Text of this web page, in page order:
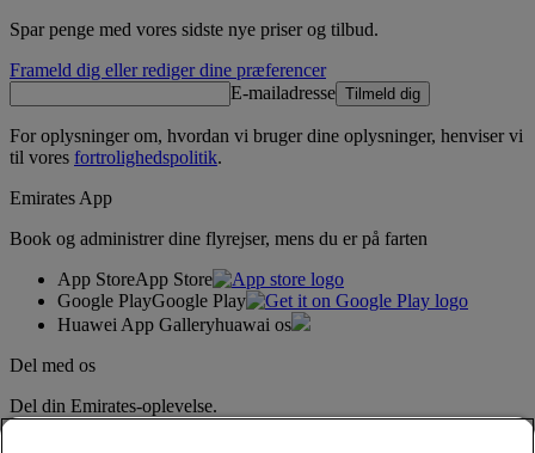
Spar penge med vores sidste nye priser og tilbud.
Frameld dig eller rediger dine præferencer
E-mailadresse Tilmeld dig
For oplysninger om, hvordan vi bruger dine oplysninger, henviser vi
til vores fortrolighedspolitik.
Emirates App
Book og administrer dine flyrejser, mens du er på farten
App StoreApp Store
Google PlayGoogle Play
Huawei App Galleryhuawai os
Del med os
Del din Emirates-oplevelse.